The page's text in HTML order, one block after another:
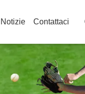
Notizie Contattaci